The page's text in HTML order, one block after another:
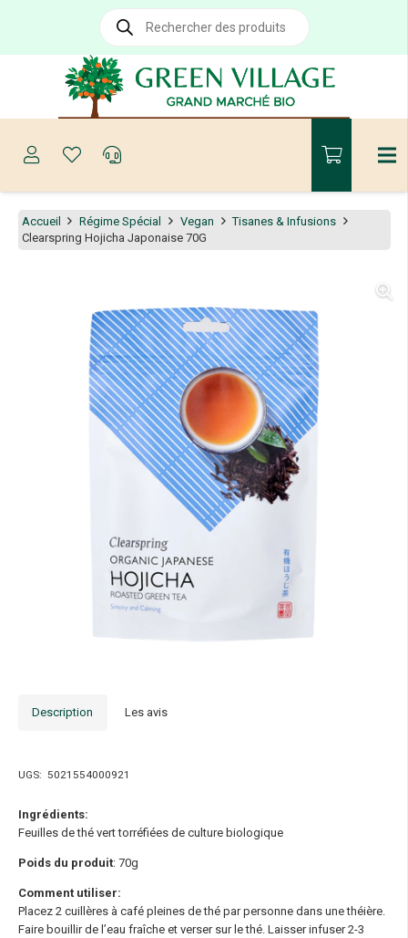
Recherche
produits
Accueil Régime Spécial Vegan
Tisanes & Infusions
Clearspring Hojicha Japonaise 70G
Description Les avis
UGS: 5021554000921
Ingrédients:
Feuilles de thé vert torréfiées de culture biologique
Poids du produit: 70g
Comment utiliser:
Placez 2 cuillères à café pleines de thé par personne dans une théière.
Faire bouillir de l’eau fraîche et verser sur le thé. Laisser infuser 2-3